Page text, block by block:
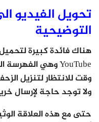
تحويل الفيديو
التوضيحية
هناك فائدة كبيرة
وقت للانتظار لتنزيل
ولا توجد حاجة لإرسال